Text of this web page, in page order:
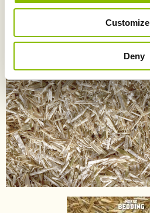
Customize
Deny